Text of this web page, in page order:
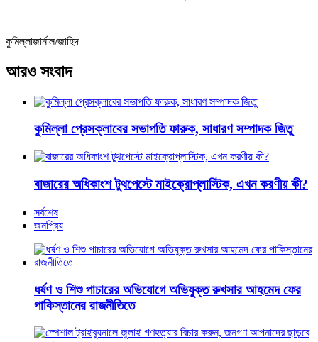
কুমিল্লাজার্নাল/জাহিদ
আরও সংবাদ
কুমিল্লা প্রেসক্লাবের সভাপতি ফারুক, সাধারণ সম্পাদক জিতু
বাজারের অধিকাংশ টুথপেস্টে মাইক্রোপ্লাস্টিক, এখন করণীয় কী?
সর্বশেষ
জনপ্রিয়
ধর্ষণ ও শিশু পাচারের অভিযোগে অভিযুক্ত রুখসার আহমেদ ফের
পাকিস্তানের রাজনীতিতে